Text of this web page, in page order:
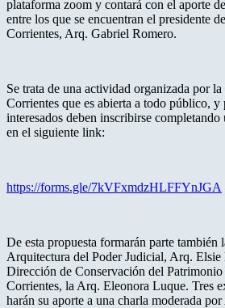
plataforma zoom y contará con el aporte
entre los que se encuentran el presidente
Corrientes, Arq. Gabriel Romero.
Se trata de una actividad organizada por
Corrientes que es abierta a todo público, y
interesados deben inscribirse
en el siguiente link:
https://forms.gle/7kVFxmdzHLFFYnJGA
De esta propuesta formarán parte también
Arquitectura del Poder Judicial, Arq.
Dirección de Conservación del
Corrientes, la Arq. Eleonora Luque. Tres
harán su aporte a una charla moderada